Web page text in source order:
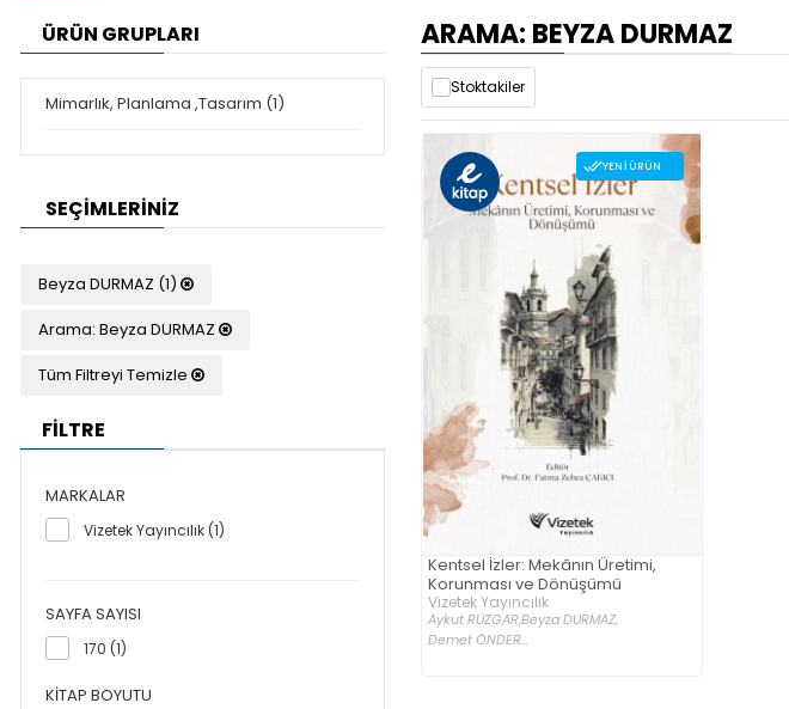
ÜRÜN GRUPLARI
Mimarlık, Planlama ,Tasarım (1)
SEÇIMLERINIZ
Beyza DURMAZ (1)
Arama: Beyza DURMAZ
Tüm Filtreyi Temizle
FİLTRE
MARKALAR
Vizetek Yayıncılık (1)
SAYFA SAYISI
170 (1)
KITAP BOYUTU
ARAMA: BEYZA DURMAZ
Stoktakiler
YENI ÜRÜN
Kentsel İzler: Mekânın Üretimi,
Korunması ve Dönüşümü
Vizetek Yayıncılık
Aykut RÜZGAR,Beyza DURMAZ,
Demet ÖNDER...